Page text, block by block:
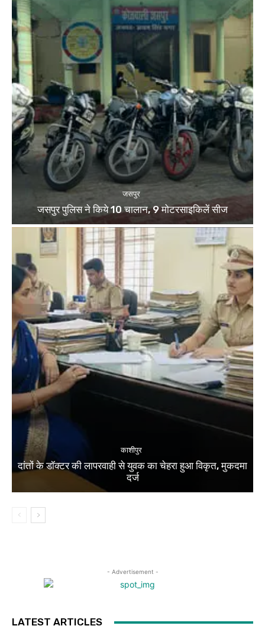
जसपुर
जसपुर पुलिस ने किये 10 चालान, 9 मोटरसाइकिलें सीज
काशीपुर
दांतों के डॉक्टर की लापरवाही से युवक का चेहरा हुआ विकृत, मुकदमा
दर्ज
- Advertisement -
LATEST ARTICLES